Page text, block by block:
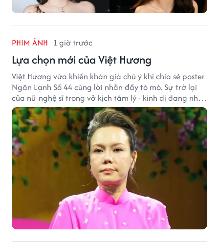
PHIM ẢNH 1 giờ trước
Lựa chọn mới của Việt Hương
Việt Hương vừa khiến khán giả chú ý khi chia sẻ poster
Ngăn Lạnh Số 44 cùng lời nhắn đầy tò mò. Sự trở lại
của nữ nghệ sĩ trong vở kịch tâm lý - kinh dị đang nhận
được nhiều quan tâm từ công chúng.